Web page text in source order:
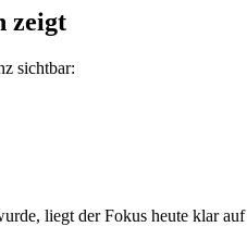
zeigt
sichtbar:
liegt der Fokus heute klar auf